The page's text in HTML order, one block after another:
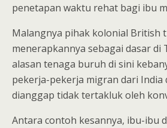
penetapan waktu rehat bagi ibu
Malangnya pihak kolonial British
menerapkannya sebagai dasar di
alasan tenaga buruh di sini
pekerja-pekerja migran dari India
dianggap tidak tertakluk oleh
Antara contoh kesannya, ibu-ibu